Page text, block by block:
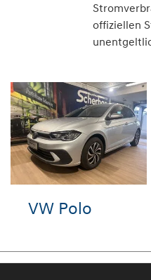
offiziellen
Golf